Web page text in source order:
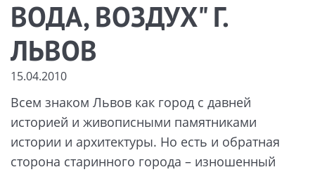
ВОДА, ВОЗДУХ" Г.
ЛЬВОВ
15.04.2010
Всем знаком Львов как город с давней
историей и живописными памятниками
истории и архитектуры. Но есть и обратная
сторона старинного города – изношенный